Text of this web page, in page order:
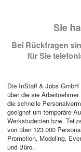
Sie
Bei Rückfragen
für Sie
Die InStaff & Jobs
über die sie
die schnelle
geeignet um temporäre
Werkstudenten bzw.
von über 123.000
Promotion, Modeling,
und Büro.